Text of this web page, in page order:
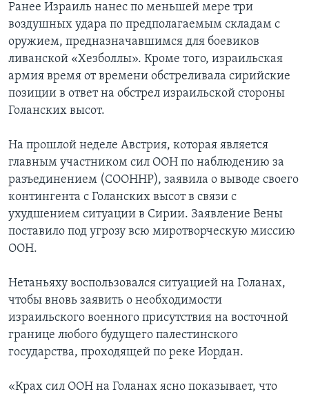
Ранее Израиль нанес по меньшей мере три
воздушных удара по предполагаемым складам с
оружием, предназначавшимся для боевиков
ливанской «Хезболлы». Кроме того, израильская
армия время от времени обстреливала сирийские
позиции в ответ на обстрел израильской стороны
Голанских высот.
На прошлой неделе Австрия, которая является
главным участником сил ООН по наблюдению за
разъединением (СООННР), заявила о выводе своего
контингента с Голанских высот в связи с
ухудшением ситуации в Сирии. Заявление Вены
поставило под угрозу всю миротворческую миссию
ООН.
Нетаньяху воспользовался ситуацией на Голанах,
чтобы вновь заявить о необходимости
израильского военного присутствия на восточной
границе любого будущего палестинского
государства, проходящей по реке Иордан.
«Крах сил ООН на Голанах ясно показывает, что